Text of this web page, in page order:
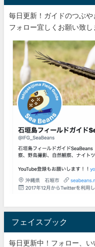
毎日更新！ガイドのつぶや
フォロー宜しくお願い致し
フェイスブック
毎日更新中！フォロー、い